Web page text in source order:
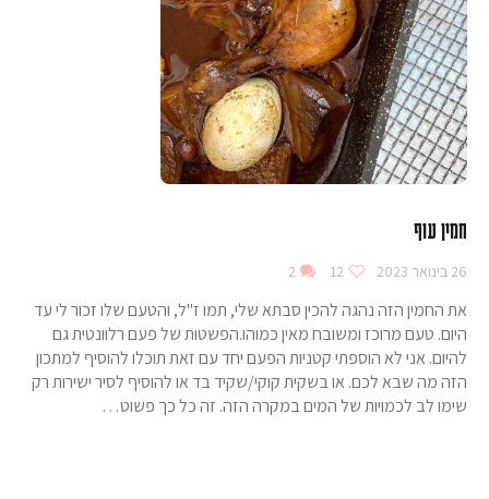
חמין עוף
26 בינואר 2023 12
2
את החמין הזה נהגה להכין סבתא שלי, תמו ז"ל, והטעם שלו זכור לי עד
היום. טעם מרוכז ומשובח מאין כמוהו.הפשטות של פעם רלוונטית גם
להיום. אני לא הוספתי קטניות הפעם יחד עם זאת תוכלו להוסיף למתכון
הזה מה שבא לכם. או בשקית קוקי/שקיד בד או להוסיף לסיר ישירות רק
שימו לב לכמויות של המים במקרה הזה. זה כל כך פשוט…